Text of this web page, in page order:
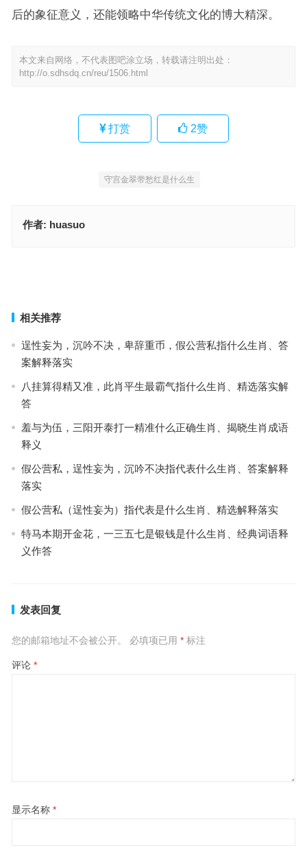
后的象征意义，还能领略中华传统文化的博大精深。
本文来自网络，不代表图吧涂立场，转载请注明出处：
http://o.sdhsdq.cn/reu/1506.html
打赏 2赞
守宫金翠带愁红是什么生
作者: huasuo
相关推荐
逞性妄为，沉吟不决，卑辞重币，假公营私指什么生肖、答
案解释落实
八挂算得精又准，此肖平生最霸气指什么生肖、精选落实解
答
羞与为伍，三阳开泰打一精准什么正确生肖、揭晓生肖成语
释义
假公营私，逞性妄为，沉吟不决指代表什么生肖、答案解释
落实
假公营私（逞性妄为）指代表是什么生肖、精选解释落实
特马本期开金花，一三五七是银钱是什么生肖、经典词语释
义作答
发表回复
您的邮箱地址不会被公开。 必填项已用 *标注
评论 *
显示名称 *